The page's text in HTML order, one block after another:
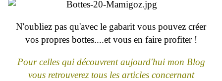
N'oubliez pas qu'avec le gabarit vous pouvez créer
vos propres bottes....et vous en faire profiter !
Pour celles qui découvrent aujourd'hui mon Blog
vous retrouverez tous les articles concernant